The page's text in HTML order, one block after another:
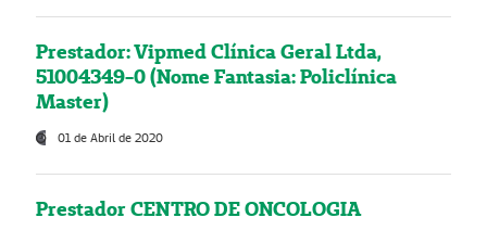
Prestador: Vipmed Clínica Geral Ltda,
51004349-0 (Nome Fantasia: Policlínica
Master)
01 de Abril de 2020
Prestador CENTRO DE ONCOLOGIA